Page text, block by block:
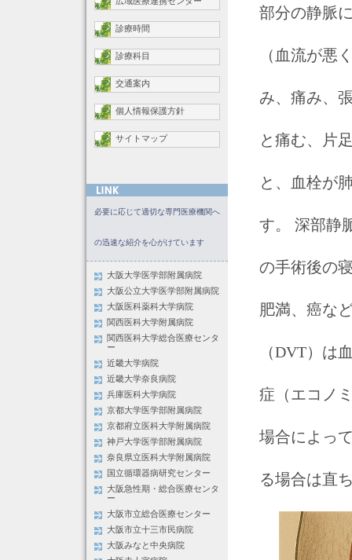
診療時間
診療科目
交通案内
個人情報保護方針
サイトマップ
必要に応じて適切な専門医療機関へ
の迅速な紹介を心がけています
大阪大学医学部附属病院
大阪公立大学医学部附属病院
大阪医科薬科大学病院
関西医科大学附属病院
関西医科大学総合医療センタ
ー
近畿大学病院
近畿大学奈良病院
兵庫医科大学病院
京都大学医学部附属病院
京都府立医科大学附属病院
神戸大学医学部附属病院
奈良県立医科大学附属病院
国立循環器病研究センター
大阪急性期・総合医療センタ
ー
大阪市立総合医療センター
大阪市立十三市民病院
大阪みなと中央病院
部分の静脈
（血流が悪
み、痛み、
と痛む、片
と、血栓が
す。 深部静
の手術後の
肥満、癌な
（DVT）は
症（エコノ
場合によっ
る場合は直